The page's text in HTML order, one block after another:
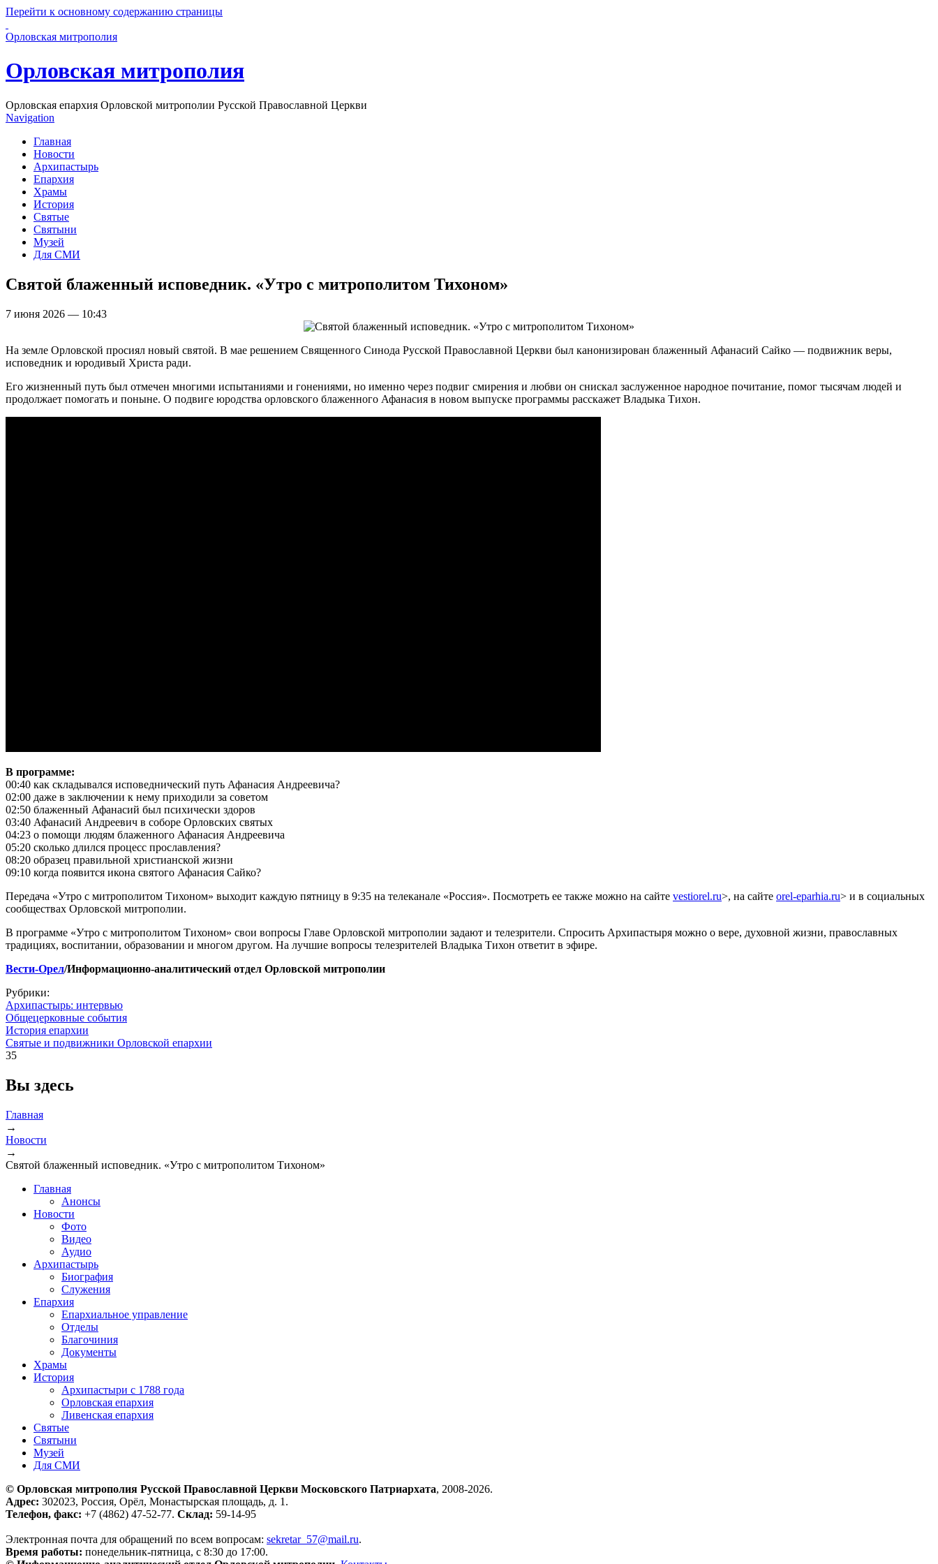
Перейти к основному содержанию страницы
Орловская митрополия
Орловская митрополия
Орловская епархия Орловской митрополии Русской Православной Церкви
Navigation
Главная
Новости
Архипастырь
Епархия
Храмы
История
Святые
Святыни
Музей
Для СМИ
Святой блаженный исповедник. «Утро с митрополитом Тихоном»
7 июня 2026 — 10:43
На земле Орловской просиял новый святой. В мае решением Священного Синода Русской Православной Церкви был канонизирован блаженный Афанасий Сайко — подвижник веры,
исповедник и юродивый Христа ради.
Его жизненный путь был отмечен многими испытаниями и гонениями, но именно через подвиг смирения и любви он снискал заслуженное народное почитание, помог тысячам людей и
продолжает помогать и поныне. О подвиге юродства орловского блаженного Афанасия в новом выпуске программы расскажет Владыка Тихон.
В программе:
00:40 как складывался исповеднический путь Афанасия Андреевича?
02:00 даже в заключении к нему приходили за советом
02:50 блаженный Афанасий был психически здоров
03:40 Афанасий Андреевич в соборе Орловских святых
04:23 о помощи людям блаженного Афанасия Андреевича
05:20 сколько длился процесс прославления?
08:20 образец правильной христианской жизни
09:10 когда появится икона святого Афанасия Сайко?
Передача «Утро с митрополитом Тихоном» выходит каждую пятницу в 9:35 на телеканале «Россия». Посмотреть ее также можно на сайте vestiorel.ru>, на сайте orel-eparhia.ru> и в социальных
сообществах Орловской митрополии.
В программе «Утро с митрополитом Тихоном» свои вопросы Главе Орловской митрополии задают и телезрители. Спросить Архипастыря можно о вере, духовной жизни, православных
традициях, воспитании, образовании и многом другом. На лучшие вопросы телезрителей Владыка Тихон ответит в эфире.
Вести-Орел/Информационно-аналитический отдел Орловской митрополии
Рубрики:
Архипастырь: интервью
Общецерковные события
История епархии
Святые и подвижники Орловской епархии
35
Вы здесь
Главная
→
Новости
→
Святой блаженный исповедник. «Утро с митрополитом Тихоном»
Главная
Анонсы
Новости
Фото
Видео
Аудио
Архипастырь
Биография
Служения
Епархия
Епархиальное управление
Отделы
Благочиния
Документы
Храмы
История
Архипастыри с 1788 года
Орловская епархия
Ливенская епархия
Святые
Святыни
Музей
Для СМИ
© Орловская митрополия Русской Православной Церкви Московского Патриархата, 2008-2026.
Адрес: 302023, Россия, Орёл, Монастырская площадь, д. 1.
Телефон, факс: +7 (4862) 47-52-77. Склад: 59-14-95
Электронная почта для обращений по всем вопросам: sekretar_57@mail.ru.
Время работы: понедельник-пятница, с 8:30 до 17:00.